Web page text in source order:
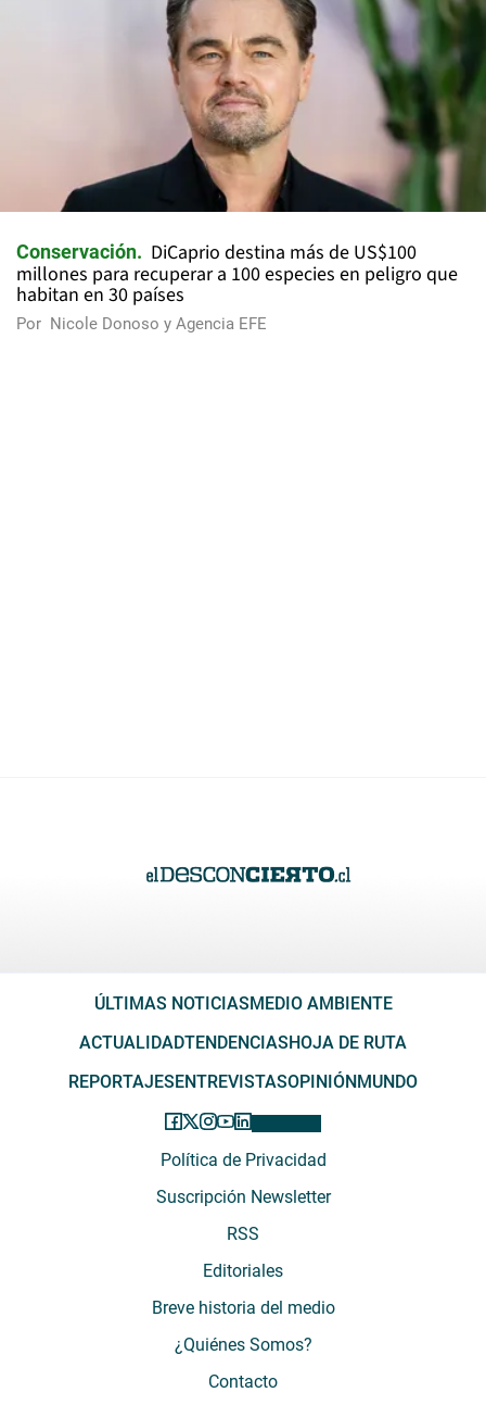
Conservación
DiCaprio destina más de US$100
millones para recuperar a 100 especies en peligro que
habitan en 30 países
Por Nicole Donoso y Agencia EFE
ÚLTIMAS NOTICIASMEDIO AMBIENTE
ACTUALIDADTENDENCIASHOJA DE RUTA
REPORTAJESENTREVISTASOPINIÓNMUNDO
Política de Privacidad
Suscripción Newsletter
RSS
Editoriales
Breve historia del medio
¿Quiénes Somos?
Contacto